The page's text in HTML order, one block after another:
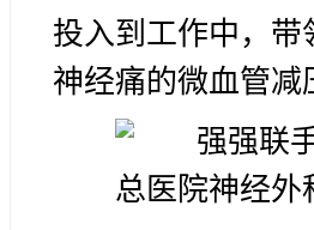
投入到工作中，
神经痛的微血管